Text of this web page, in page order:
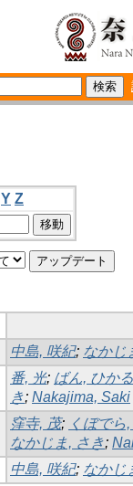
Y Z
中島, 咲紀; なかじ
番, 光; ばん, ひかる
き; Nakajima, Saki
窪寺, 茂; くぼでら
なかじま, さき;
中島, 咲紀; なかじ